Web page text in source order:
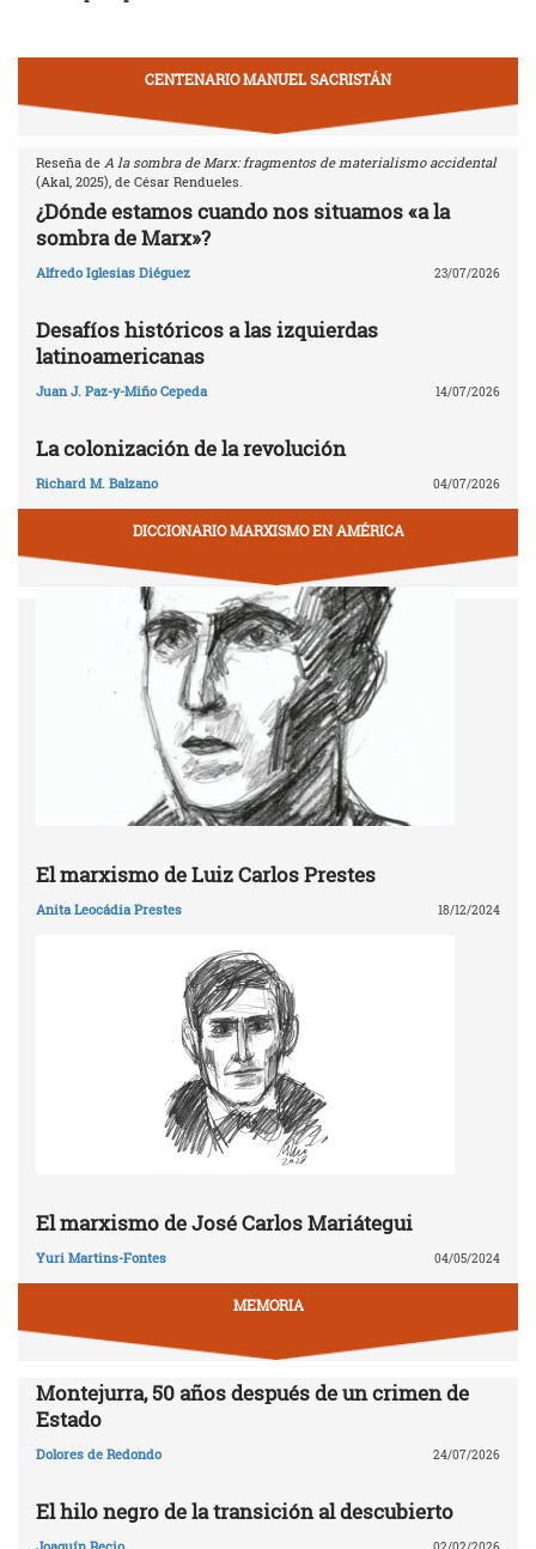
CENTENARIO MANUEL SACRISTÁN
Reseña de A la sombra de Marx: fragmentos de materialismo accidental
(Akal, 2025), de César Rendueles.
¿Dónde estamos cuando nos situamos «a la
sombra de Marx»?
Alfredo Iglesias Diéguez 23/07/2026
Desafíos históricos a las izquierdas
latinoamericanas
Juan J. Paz-y-Miño Cepeda 14/07/2026
La colonización de la revolución
Richard M. Balzano 04/07/2026
DICCIONARIO MARXISMO EN AMÉRICA
El marxismo de Luiz Carlos Prestes
Anita Leocádia Prestes 18/12/2024
El marxismo de José Carlos Mariátegui
Yuri Martins-Fontes 04/05/2024
MEMORIA
Montejurra, 50 años después de un crimen de
Estado
Dolores de Redondo 24/07/2026
El hilo negro de la transición al descubierto